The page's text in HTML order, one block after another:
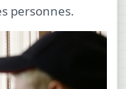
personnes.